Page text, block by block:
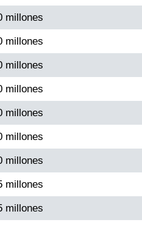
Tarde
Noche
Día
Noche
Tarde
Noche
millones
millones
millones
millones
millones
millones
millones
millones
millones